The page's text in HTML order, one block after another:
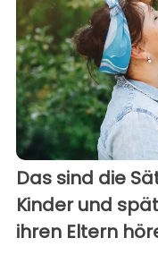
Das sind die
Kinder und
ihren Eltern